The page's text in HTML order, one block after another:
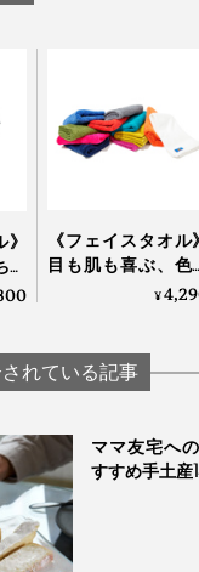
瞬
《フェイスタオル》
目も肌も喜ぶ、色鮮
やかなオーガニッ
¥
れている記事
ママ友宅へ
すすめ手土産